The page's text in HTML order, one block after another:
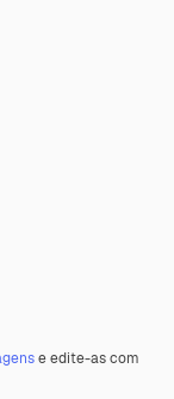
e edite-as com